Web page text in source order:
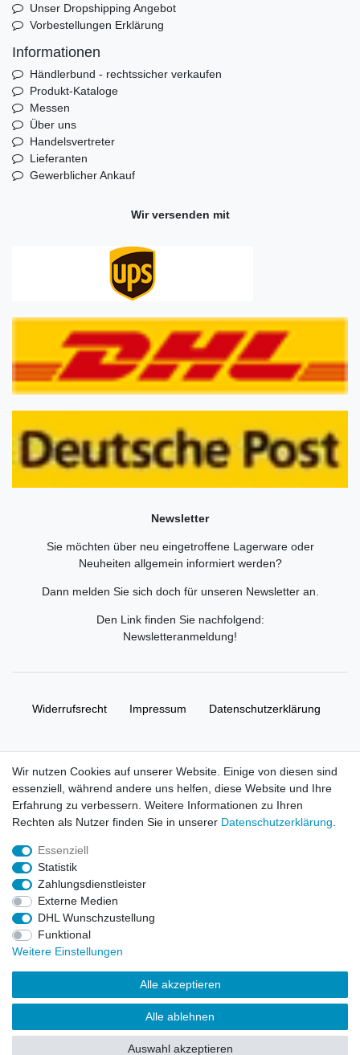
Unser Dropshipping Angebot
Vorbestellungen Erklärung
Informationen
Händlerbund - rechtssicher verkaufen
Produkt-Kataloge
Messen
Über uns
Handelsvertreter
Lieferanten
Gewerblicher Ankauf
Wir versenden mit
Newsletter
Sie möchten über neu eingetroffene Lagerware oder
Neuheiten allgemein informiert werden?
Dann melden Sie sich doch für unseren Newsletter an.
Den Link finden Sie nachfolgend:
Newsletteranmeldung!
Widerrufs­recht Impressum Daten­schutz­erklärung
© Copyright 2026 | Alle Rechte vorbehalten. HL-
Handelsgesellschaft mbH.
Alle Markennamen, Warenzeichen sowie sämtliche Produktbilder
und Beschreibungen sind Eigentum Ihrer rechtmäßigen
Eigentümer und dienen hier nur der Beschreibung.
Preise nur für registrierte Händler, ansonsten zeigt der Shop 0,00
€
LEGO, das LEGO Logo, die Minifigur, DUPLO, LEGENDS OF
CHIMA, NINJAGO, BIONICLE, MINDSTORMS und MIXELS sind
urheberrechtlich geschützte Markenzeichen der LEGO Gruppe.
Wir nutzen Cookies auf unserer Website. Einige von diesen sind
essenziell, während andere uns helfen, diese Website und Ihre
Erfahrung zu verbessern. Weitere Informationen zu Ihren
Rechten als Nutzer finden Sie in unserer Daten­schutz­erklärung
Essenziell
Statistik
Zahlungsdienstleister
Externe Medien
DHL Wunschzustellung
Funktional
Weitere Einstellungen
Alle akzeptieren
Alle ablehnen
Auswahl akzeptieren